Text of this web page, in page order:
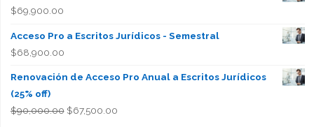
$69,900.00
Acceso Pro a Escritos Jurídicos - Semestral
$68,900.00
Renovación de Acceso Pro Anual a Escritos Jurídicos
(25% off)
$90,000.00 El
$67,500.00El